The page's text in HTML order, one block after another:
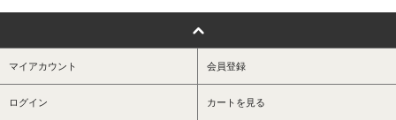
マイアカウント 会員登録
ログイン カートを見る